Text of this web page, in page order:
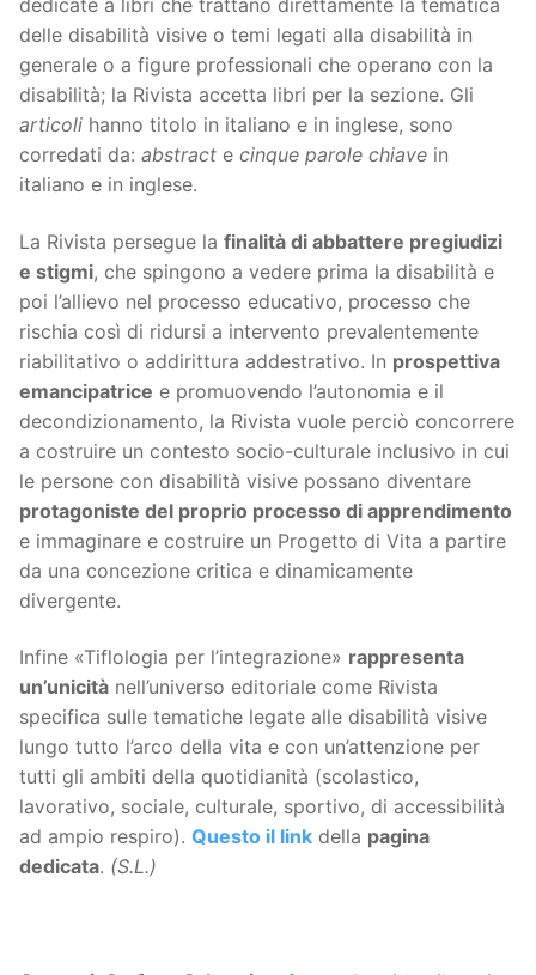
dedicate a libri che trattano direttamente la tematica
delle disabilità visive o temi legati alla disabilità in
generale o a figure professionali che operano con la
disabilità; la Rivista accetta libri per la sezione. Gli
articoli hanno titolo in italiano e in inglese, sono
corredati da: abstract e cinque parole chiave in
italiano e in inglese.
La Rivista persegue la finalità di abbattere pregiudizi
e stigmi, che spingono a vedere prima la disabilità e
poi l’allievo nel processo educativo, processo che
rischia così di ridursi a intervento prevalentemente
riabilitativo o addirittura addestrativo. In prospettiva
emancipatrice e promuovendo l’autonomia e il
decondizionamento, la Rivista vuole perciò concorrere
a costruire un contesto socio-culturale inclusivo in cui
le persone con disabilità visive possano diventare
protagoniste del proprio processo di apprendimento
e immaginare e costruire un Progetto di Vita a partire
da una concezione critica e dinamicamente
divergente.
Infine «Tiflologia per l’integrazione» rappresenta
un’unicità nell’universo editoriale come Rivista
specifica sulle tematiche legate alle disabilità visive
lungo tutto l’arco della vita e con un’attenzione per
tutti gli ambiti della quotidianità (scolastico,
lavorativo, sociale, culturale, sportivo, di accessibilità
ad ampio respiro). Questo il link della pagina
dedicata. (S.L.)